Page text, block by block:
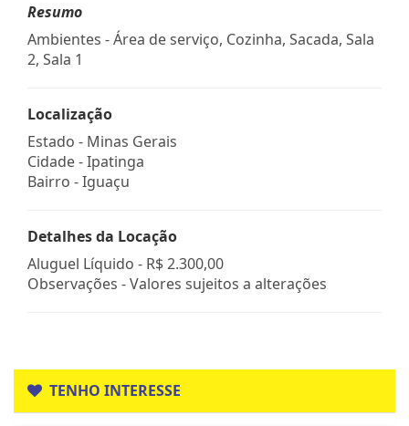
Resumo
Ambientes - Área de serviço, Cozinha, Sacada, Sala
2, Sala 1
Localização
Estado - Minas Gerais
Cidade -Ipatinga
Bairro -Iguaçu
Detalhes da Locação
Aluguel Líquido - R$ 2.300,00
Observações - Valores sujeitos a alterações
TENHO INTERESSE